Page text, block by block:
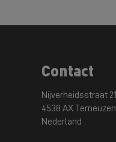
Contact
Nijverheidsstraat 21
4538 AX Terneuzen
Nederland